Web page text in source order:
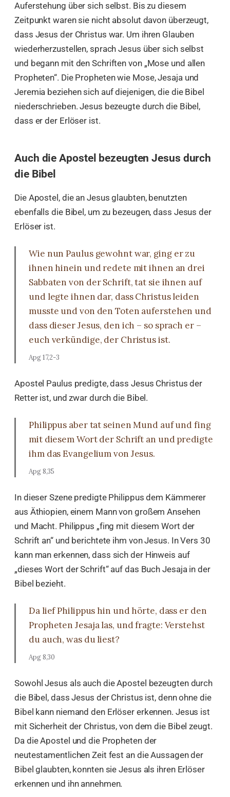
Auferstehung über sich selbst. Bis zu diesem
Zeitpunkt waren sie nicht absolut davon überzeugt,
dass Jesus der Christus war. Um ihren Glauben
wiederherzustellen, sprach Jesus über sich selbst
und begann mit den Schriften von „Mose und allen
Propheten“. Die Propheten wie Mose, Jesaja und
Jeremia beziehen sich auf diejenigen, die die Bibel
niederschrieben. Jesus bezeugte durch die Bibel,
dass er der Erlöser ist.
Auch die Apostel bezeugten Jesus durch
die Bibel
Die Apostel, die an Jesus glaubten, benutzten
ebenfalls die Bibel, um zu bezeugen, dass Jesus der
Erlöser ist.
Wie nun Paulus gewohnt war, ging er zu
ihnen hinein und redete mit ihnen an drei
Sabbaten von der Schrift, tat sie ihnen auf
und legte ihnen dar, dass Christus leiden
musste und von den Toten auferstehen und
dass dieser Jesus, den ich – so sprach er –
euch verkündige, der Christus ist.
Apg 17,2-3
Apostel Paulus predigte, dass Jesus Christus der
Retter ist, und zwar durch die Bibel.
Philippus aber tat seinen Mund auf und fing
mit diesem Wort der Schrift an und predigte
ihm das Evangelium von Jesus.
Apg 8,35
In dieser Szene predigte Philippus dem Kämmerer
aus Äthiopien, einem Mann von großem Ansehen
und Macht. Philippus „fing mit diesem Wort der
Schrift an“ und berichtete ihm von Jesus. In Vers 30
kann man erkennen, dass sich der Hinweis auf
„dieses Wort der Schrift“ auf das Buch Jesaja in der
Bibel bezieht.
Da lief Philippus hin und hörte, dass er den
Propheten Jesaja las, und fragte: Verstehst
du auch, was du liest?
Apg 8,30
Sowohl Jesus als auch die Apostel bezeugten durch
die Bibel, dass Jesus der Christus ist, denn ohne die
Bibel kann niemand den Erlöser erkennen. Jesus ist
mit Sicherheit der Christus, von dem die Bibel zeugt.
Da die Apostel und die Propheten der
neutestamentlichen Zeit fest an die Aussagen der
Bibel glaubten, konnten sie Jesus als ihren Erlöser
erkennen und ihn annehmen.